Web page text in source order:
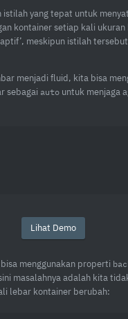
yang tepat untuk
kontainer setiap kali
meskipun istilah
menjadi fluid, kita bisa
sebagai autountuk menjaga
Lihat Demo
menggunakan properti
masalahnya adalah kita
lebar kontainer berubah: